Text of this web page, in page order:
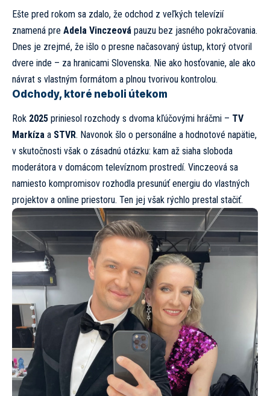
Ešte pred rokom sa zdalo, že odchod z veľkých televízií
znamená pre Adela Vinczeová pauzu bez jasného pokračovania.
Dnes je zrejmé, že išlo o presne načasovaný ústup, ktorý otvoril
dvere inde – za hranicami Slovenska. Nie ako hosťovanie, ale ako
návrat s vlastným formátom a plnou tvorivou kontrolou.
Odchody, ktoré neboli útekom
Rok 2025 priniesol rozchody s dvoma kľúčovými hráčmi – TV
Markíza a STVR. Navonok šlo o personálne a hodnotové napätie,
v skutočnosti však o zásadnú otázku: kam až siaha sloboda
moderátora v domácom televíznom prostredí. Vinczeová sa
namiesto kompromisov rozhodla presunúť energiu do vlastných
projektov a online priestoru. Ten jej však rýchlo prestal stačiť.